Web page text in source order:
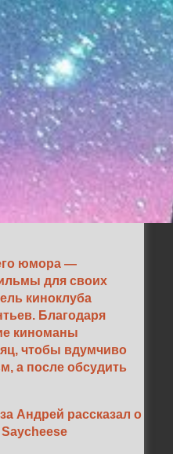
юмора —
для своих
киноклуба
Благодаря
киноманы
чтобы вдумчиво
а после обсудить
Андрей рассказал о